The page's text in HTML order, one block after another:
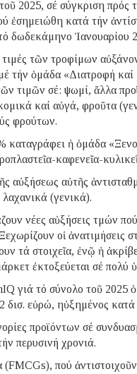
2025, σέ σύγκριση πρός
ἐσημειώθη κατά τήν
δωδεκάμηνο Ἰανουαρίου
τῶν τροφίμων
τήν ὁμάδα «Διατροφή καί
τιμῶν σέ: ψωμί, ἄλλα
καί αὐγά, φροῦτα
φρούτων.
καταγράφει ἡ ὁμάδα
καφενεῖα-
αὐτῆς
(γενικά).
νέες αὐξήσεις τμών
οἱ ἀνατιμήσεις
τά στοιχεῖα, ἐνῷ ἡ
ἐκτοξεύεται σέ πολύ
γιά τό σύνολο τοῦ 2025
εὐρώ, ηὐξημένος κατά
προϊόντων σέ
περυσινή χρονιά.
πού